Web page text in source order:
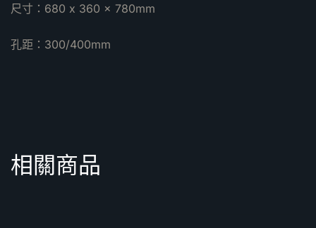
尺寸：680 x 360 x 780mm
孔距：300/400mm
相關商品